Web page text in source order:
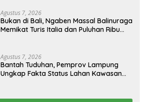
Agustus 7, 2026
Bukan di Bali, Ngaben Massal Balinuraga
Memikat Turis Italia dan Puluhan Ribu
Agustus 7, 2026
Bantah Tuduhan, Pemprov Lampung
Ungkap Fakta Status Lahan Kawasan